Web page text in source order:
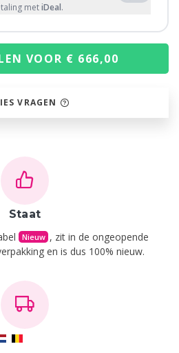
metiDeal.
VOOR € 666,00
VRAGEN
Staat
Nieuw , zit in de ongeopende
en is dus 100% nieuw.